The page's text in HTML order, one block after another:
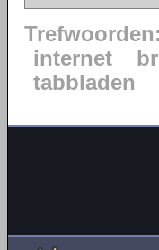
Trefwoorden:
internet
tabbladen